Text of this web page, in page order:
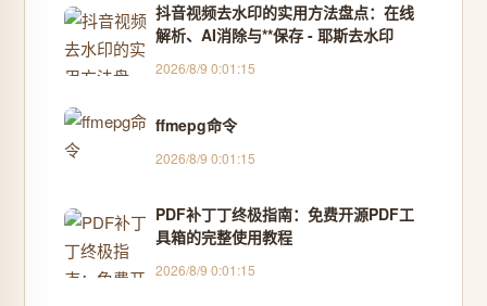
抖音视频去水印的实用方法盘点：在线
解析、AI消除与**保存 - 耶斯去水印
2026/8/9 0:01:15
ffmepg命令
2026/8/9 0:01:15
PDF补丁丁终极指南：免费开源PDF工
具箱的完整使用教程
2026/8/9 0:01:15